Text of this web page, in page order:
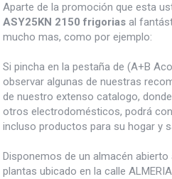
Aparte de la promoción que esta
ASY25KN 2150 frigorias al
mucho mas, como por ejemplo:
Si pincha en la pestaña de (A+B
observar algunas de nuestras
de nuestro extenso catalogo,
otros electrodomésticos, podrá
incluso productos para su hogar y
Disponemos de un almacén
plantas ubicado en la calle